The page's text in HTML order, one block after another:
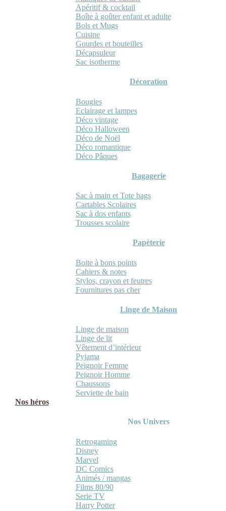
Apéritif & cocktail
Boîte à goûter enfant et adulte
Bols et Mugs
Cuisine
Gourdes et bouteilles
Décapsuleur
Sac isotherme
Décoration
Bougies
Eclairage et lampes
Déco vintage
Déco Halloween
Déco de Noël
Déco romantique
Déco Pâques
Bagagerie
Sac à main et Tote bags
Cartables Scolaires
Sac à dos enfants
Trousses scolaire
Papèterie
Boite à bons points
Cahiers & notes
Stylos, crayon et feutres
Fournitures pas cher
Linge de Maison
Linge de maison
Linge de lit
Vêtement d’intérieur
Pyjama
Peignoir Femme
Peignoir Homme
Chaussons
Serviette de bain
Nos héros
Nos Univers
Retrogaming
Disney
Marvel
DC Comics
Animés / mangas
Films 80/90
Serie TV
Harry Potter